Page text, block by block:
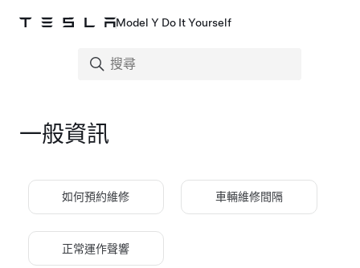
Model Y Do It Yourself
一般資訊
如何預約維修 車輛維修間隔
正常運作聲響